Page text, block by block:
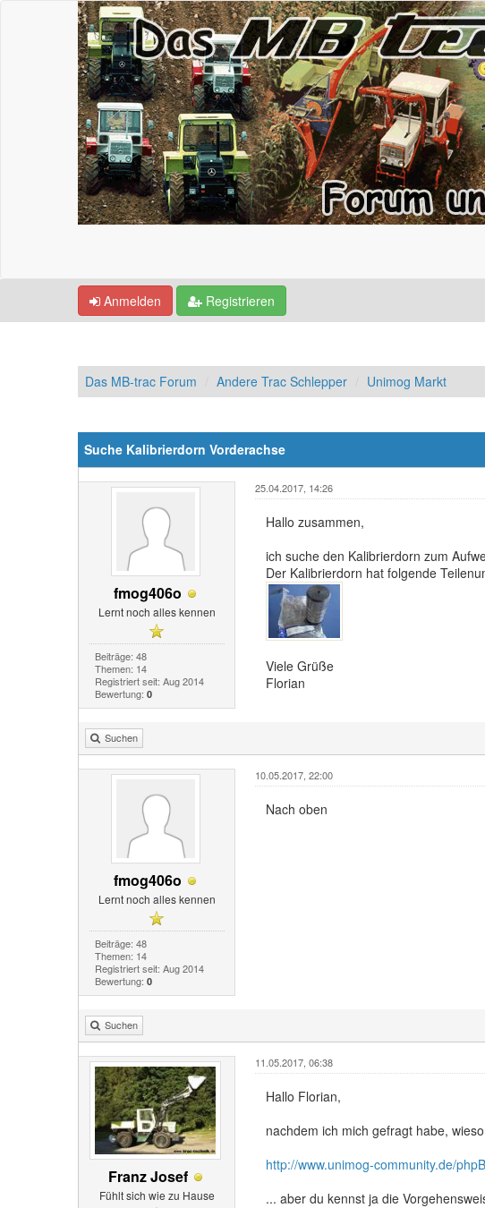
Anmelden Registrieren
Das MB-trac Forum Andere Trac Schlepper Unimog Markt
Suche Kalibrierdorn Vorderachse
fmog406o
Lernt noch alles kennen
Beiträge: 48
Themen: 14
Registriert seit: Aug 2014
Bewertung: 0
25.04.2017, 14:26
Hallo zusammen,
ich suche den Kalibrierdorn zum
Der Kalibrierdorn hat folgende
Viele Grüße
Florian
Suchen
fmog406o
Lernt noch alles kennen
Beiträge: 48
Themen: 14
Registriert seit: Aug 2014
Bewertung: 0
10.05.2017, 22:00
Nach oben
Suchen
Franz Josef
Fühlt sich wie zu Hause
11.05.2017, 06:38
Hallo Florian,
nachdem ich mich gefragt habe,
http://www.unimog-community.de/
... aber du kennst ja die